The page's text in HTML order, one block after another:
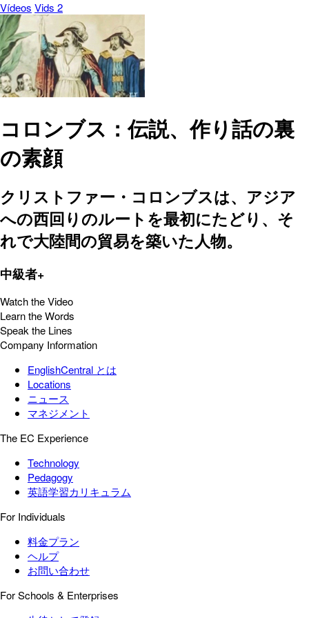
Vídeos Vids 2
コロンブス：伝説、作り話の裏
の素顔
クリストファー・コロンブスは、アジア
への西回りのルートを最初にたどり、そ
れで大陸間の貿易を築いた人物。
中級者+
Watch the Video
Learn the Words
Speak the Lines
Company Information
EnglishCentral とは
Locations
ニュース
マネジメント
The EC Experience
Technology
Pedagogy
英語学習カリキュラム
For Individuals
料金プラン
ヘルプ
お問い合わせ
For Schools & Enterprises